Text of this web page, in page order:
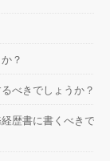
？
べきでしょうか？
歴書に書くべきで